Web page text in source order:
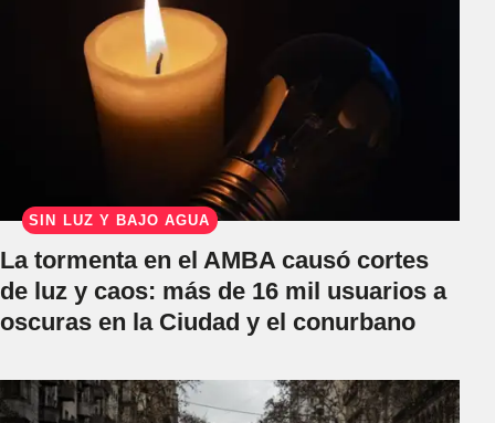
SIN LUZ Y BAJO AGUA
La tormenta en el AMBA causó cortes
de luz y caos: más de 16 mil usuarios a
oscuras en la Ciudad y el conurbano